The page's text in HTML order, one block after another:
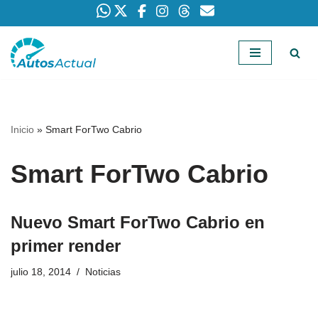
Saltar
Inicio » Smart ForTwo Cabrio
Smart ForTwo Cabrio
Nuevo Smart ForTwo Cabrio en
primer render
julio 18, 2014 Noticias